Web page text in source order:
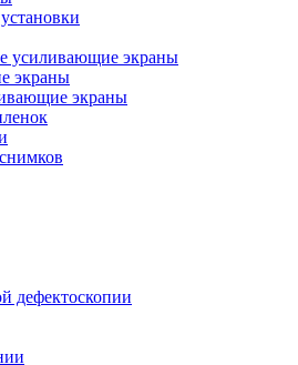
усиливающие экраны
экраны
экраны
дефектоскопии